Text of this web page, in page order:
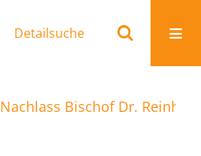
Detailsuche
Nachlass Bischof Dr.